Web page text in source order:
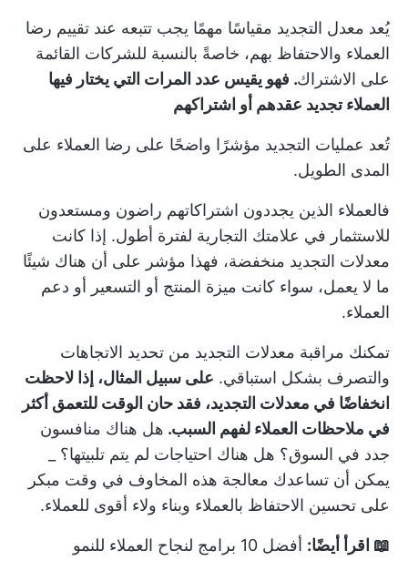
يُعد معدل التجديد مقياسًا مهمًا يجب تتبعه عند تقييم رضا
العملاء والاحتفاظ بهم، خاصةً بالنسبة للشركات القائمة
على الاشتراك. فهو يقيس عدد المرات التي يختار فيها
العملاء تجديد عقدهم أو اشتراكهم
تُعد عمليات التجديد مؤشرًا واضحًا على رضا العملاء على
المدى الطويل.
فالعملاء الذين يجددون اشتراكاتهم راضون ومستعدون
للاستثمار في علامتك التجارية لفترة أطول. إذا كانت
معدلات التجديد منخفضة، فهذا مؤشر على أن هناك شيئًا
ما لا يعمل، سواء كانت ميزة المنتج أو التسعير أو دعم
العملاء.
تمكنك مراقبة معدلات التجديد من تحديد الاتجاهات
والتصرف بشكل استباقي. على سبيل المثال، إذا لاحظت
انخفاضًا في معدلات التجديد، فقد حان الوقت للتعمق أكثر
في ملاحظات العملاء لفهم السبب. هل هناك منافسون
جدد في السوق؟ هل هناك احتياجات لم يتم تلبيتها؟ _
يمكن أن تساعدك معالجة هذه المخاوف في وقت مبكر
على تحسين الاحتفاظ بالعملاء وبناء ولاء أقوى للعملاء.
📖 اقرأ أيضًا: أفضل 10 برامج لنجاح العملاء للنمو